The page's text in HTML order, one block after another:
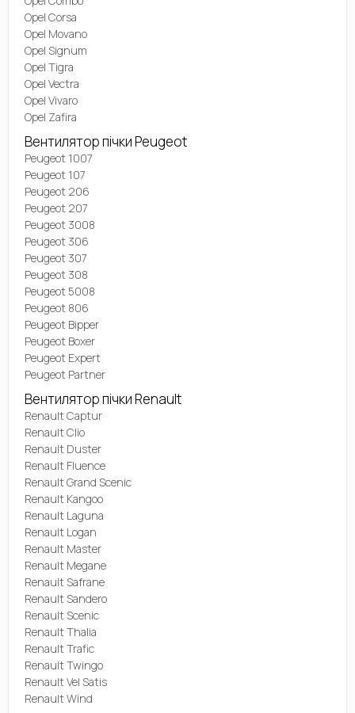
Opel Corsa
Opel Movano
Opel Signum
Opel Tigra
Opel Vectra
Opel Vivaro
Opel Zafira
Вентилятор пічки Peugeot
Peugeot 1007
Peugeot 107
Peugeot 206
Peugeot 207
Peugeot 3008
Peugeot 306
Peugeot 307
Peugeot 308
Peugeot 5008
Peugeot 806
Peugeot Bipper
Peugeot Boxer
Peugeot Expert
Peugeot Partner
Вентилятор пічки Renault
Renault Captur
Renault Clio
Renault Duster
Renault Fluence
Renault Grand Scenic
Renault Kangoo
Renault Laguna
Renault Logan
Renault Master
Renault Megane
Renault Safrane
Renault Sandero
Renault Scenic
Renault Thalia
Renault Trafic
Renault Twingo
Renault Vel Satis
Renault Wind